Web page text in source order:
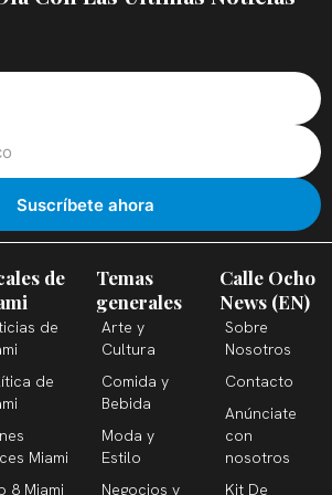
de
de
de
Miami
8 Miami
Temas
generales
Arte y
Cultura
Comida y
Bebida
Moda y
Estilo
Negocios y
Calle Ocho
News (EN)
Sobre
Nosotros
Contacto
Anúnciate
con
nosotros
Kit De